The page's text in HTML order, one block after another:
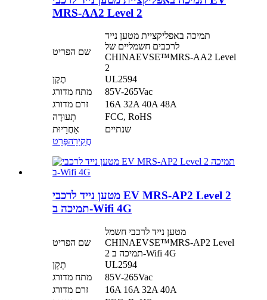
MRS-AA2 Level 2
שם הפריט
תמיכה באפליקציית מטען נייד
לרכבים חשמליים של
CHINAEVSE™️MRS-AA2 Level
2
תֶקֶן
UL2594
מתח מדורג
85V-265Vac
זרם מדורג
16A 32A 40A 48A
תְעוּדָה
FCC, RoHS
אַחֲרָיוּת
שנתיים
חֲקִירָהפְּרָט
מטען נייד לרכבי EV MRS-AP2 Level 2
תמיכה ב-Wifi 4G
שם הפריט
מטען נייד לרכבי חשמל
CHINAEVSE™️MRS-AP2 Level
2 תמיכה ב-Wifi 4G
תֶקֶן
UL2594
מתח מדורג
85V-265Vac
זרם מדורג
16A 16A 32A 40A